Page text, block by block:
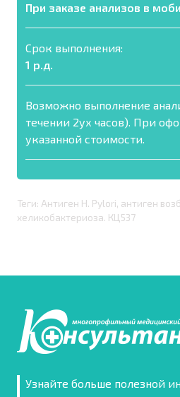
При заказе анализов в
Срок выполнения:
1 р.д.
Возможно выполнение
течении 2ух часов). При
указанной стоимости.
Теги: Антиген H. Pylori, антиген
хеликобактериоза. КЦ537
Узнайте больше полезной